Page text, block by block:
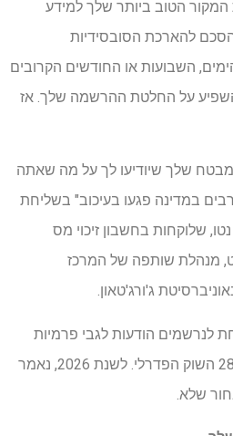
המקור הטוב ביותר שלך למידע
הסכם להארכת הסובסידיות
השבועות או החודשים הקרובים
על החלטת ההרשמה שלך. אז
שלך שיודיעו לך על מה שאתה
במדינה פגעו בעיכוב" בשליחת
שלוקחות בחשבון זיכוי מס
מנהלת שותפה של המרכז
ג'ורג'טאון.
לנרשמים הודעות לגבי פרמיות
תוכנית לשנה הקרובה עבור 28 השוק הפדרלי. לשנת 2026, נאמר
שלא.